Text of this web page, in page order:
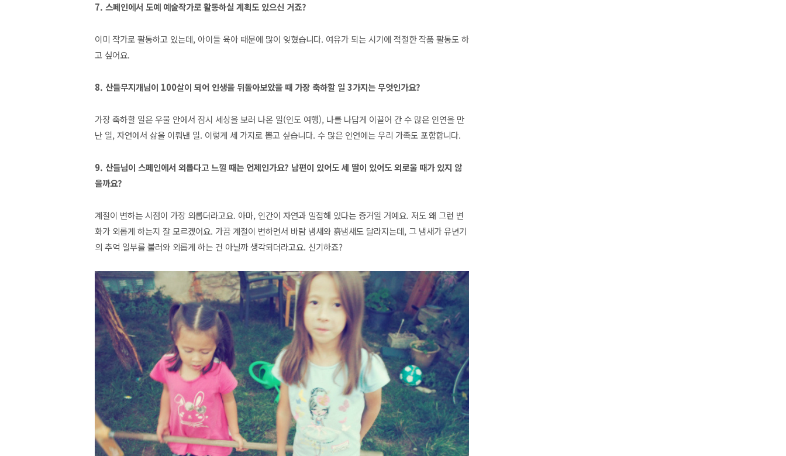
7. 스페인에서 도예 예술작가로 활동하실 계획도 있으신 거죠?
이미 작가로 활동하고 있는데, 아이들 육아 때문에 많이 잊혔습니다. 여유가 되는 시기에 적절한 작품 활동도 하
고 싶어요.
8. 산들무지개님이 100살이 되어 인생을 뒤돌아보았을 때 가장 축하할 일 3가지는 무엇인가요?
가장 축하할 일은 우물 안에서 잠시 세상을 보러 나온 일(인도 여행), 나를 나답게 이끌어 간 수 많은 인연을 만
난 일, 자연에서 삶을 이뤄낸 일. 이렇게 세 가지로 뽑고 싶습니다. 수 많은 인연에는 우리 가족도 포함합니다.
9. 산들님이 스페인에서 외롭다고 느낄 때는 언제인가요? 남편이 있어도 세 딸이 있어도 외로울 때가 있지 않
을까요?
계절이 변하는 시점이 가장 외롭더라고요. 아마, 인간이 자연과 밀접해 있다는 증거일 거예요. 저도 왜 그런 변
화가 외롭게 하는지 잘 모르겠어요. 가끔 계절이 변하면서 바람 냄새와 흙냄새도 달라지는데, 그 냄새가 유년기
의 추억 일부를 불러와 외롭게 하는 건 아닐까 생각되더라고요. 신기하죠?